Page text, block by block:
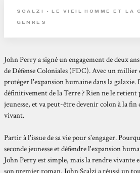
SCALZI - LE VIEIL HOMME ET LA
GENRES
John Perry a signé un engagement de deux
de Défense Coloniales (FDC). Avec un
protéger l'expansion humaine dans la
définitivement de la Terre ? Rien ne le retient
jeunesse, et va peut-être devenir colon à la fin
vivant.
Partir à l'issue de sa vie pour s'engager.
seconde jeunesse et défendre l'expansion
John Perry est simple, mais la rendre vivante
son premier roman, John Scalzi a réussi un